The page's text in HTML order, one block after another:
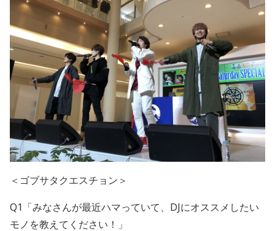
＜ゴブサタクエスチョン＞
Q1「みなさんが最近ハマっていて、DJにオススメしたい
モノを教えてください！」